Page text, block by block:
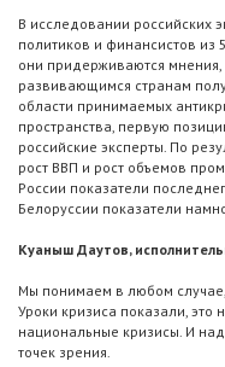
В исследовании российских
политиков и финансистов из
они придерживаются мнения,
развивающимся странам
области принимаемых
пространства, первую
российские эксперты. По
рост ВВП и рост объемов
России показатели
Белоруссии показатели
Куаныш Даутов,
Мы понимаем в любом
Уроки кризиса показали, это
национальные кризисы. И
точек зрения.